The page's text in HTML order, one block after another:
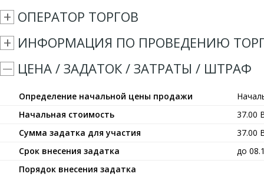
ОПЕРАТОР ТОРГОВ
ИНФОРМАЦИЯ ПО ПРОВЕДЕНИЮ
ЦЕНА / ЗАДАТОК / ЗАТРАТЫ / ШТРАФ
Определение начальной цены продажи
Начальная стоимость
37.00
Сумма задатка для участия
37.00
Срок внесения задатка
до
Порядок внесения задатка